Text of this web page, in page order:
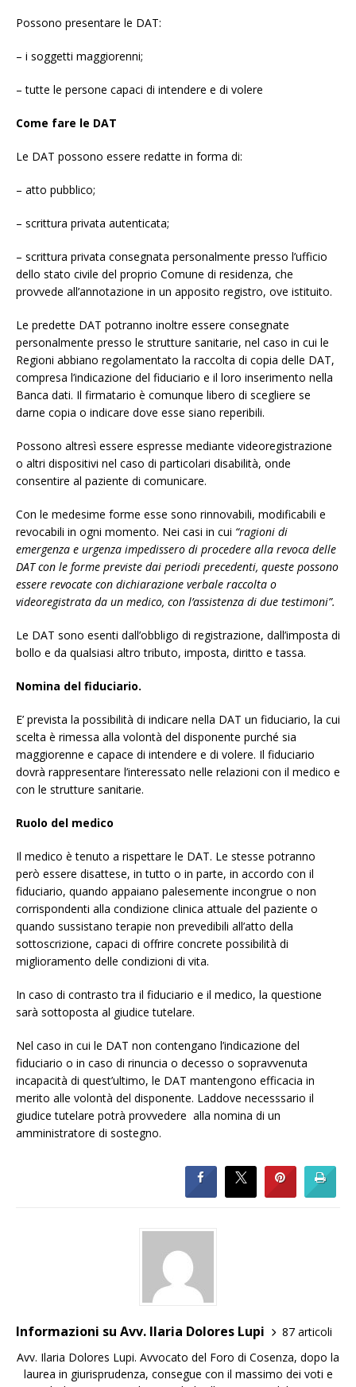
Possono presentare le DAT:
– i soggetti maggiorenni;
– tutte le persone capaci di intendere e di volere
Come fare le DAT
Le DAT possono essere redatte in forma di:
– atto pubblico;
– scrittura privata autenticata;
– scrittura privata consegnata personalmente presso l’ufficio
dello stato civile del proprio Comune di residenza, che
provvede all’annotazione in un apposito registro, ove istituito.
Le predette DAT potranno inoltre essere consegnate
personalmente presso le strutture sanitarie, nel caso in cui le
Regioni abbiano regolamentato la raccolta di copia delle DAT,
compresa l’indicazione del fiduciario e il loro inserimento nella
Banca dati. Il firmatario è comunque libero di scegliere se
darne copia o indicare dove esse siano reperibili.
Possono altresì essere espresse mediante videoregistrazione
o altri dispositivi nel caso di particolari disabilità, onde
consentire al paziente di comunicare.
Con le medesime forme esse sono rinnovabili, modificabili e
revocabili in ogni momento. Nei casi in cui “ragioni di
emergenza e urgenza impedissero di procedere alla revoca delle
DAT con le forme previste dai periodi precedenti, queste possono
essere revocate con dichiarazione verbale raccolta o
videoregistrata da un medico, con l’assistenza di due testimoni”.
Le DAT sono esenti dall’obbligo di registrazione, dall’imposta di
bollo e da qualsiasi altro tributo, imposta, diritto e tassa.
Nomina del fiduciario.
E’ prevista la possibilità di indicare nella DAT un fiduciario, la cui
scelta è rimessa alla volontà del disponente purché sia
maggiorenne e capace di intendere e di volere. Il fiduciario
dovrà rappresentare l’interessato nelle relazioni con il medico e
con le strutture sanitarie.
Ruolo del medico
Il medico è tenuto a rispettare le DAT. Le stesse potranno
però essere disattese, in tutto o in parte, in accordo con il
fiduciario, quando appaiano palesemente incongrue o non
corrispondenti alla condizione clinica attuale del paziente o
quando sussistano terapie non prevedibili all’atto della
sottoscrizione, capaci di offrire concrete possibilità di
miglioramento delle condizioni di vita.
In caso di contrasto tra il fiduciario e il medico, la questione
sarà sottoposta al giudice tutelare.
Nel caso in cui le DAT non contengano l’indicazione del
fiduciario o in caso di rinuncia o decesso o sopravvenuta
incapacità di quest’ultimo, le DAT mantengono efficacia in
merito alle volontà del disponente. Laddove necesssario il
giudice tutelare potrà provvedere alla nomina di un
amministratore di sostegno.
Informazioni su Avv. Ilaria Dolores Lupi
87 articoli
Avv. Ilaria Dolores Lupi. Avvocato del Foro di Cosenza, dopo la
laurea in giurisprudenza, consegue con il massimo dei voti e